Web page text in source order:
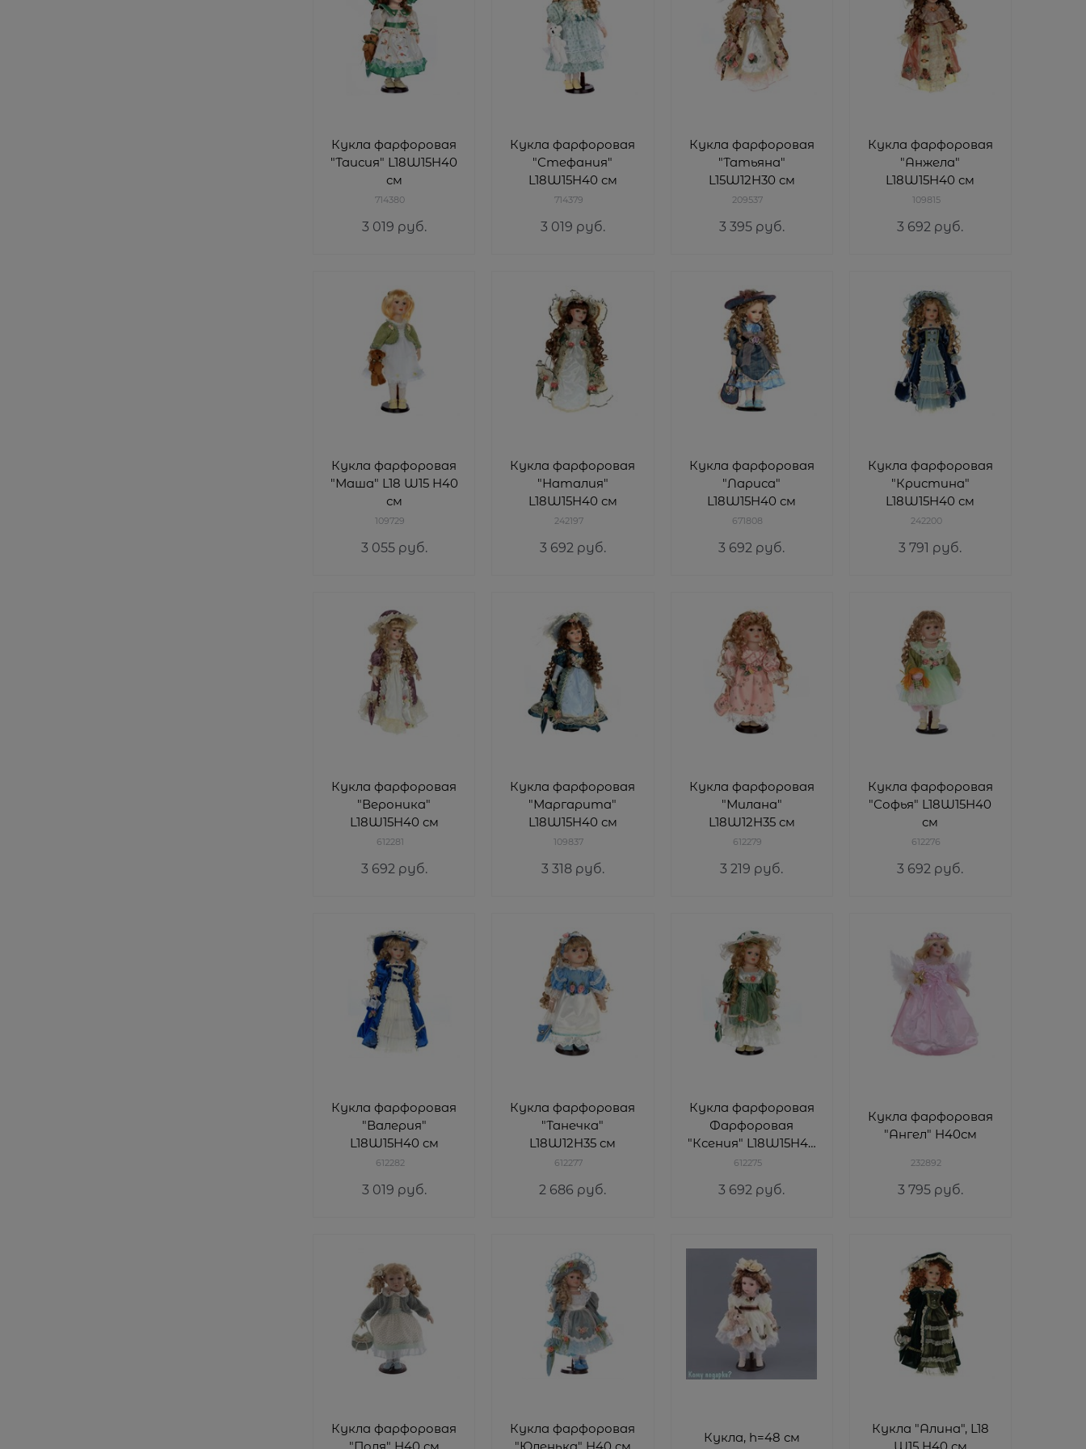
Кукла фарфоровая
"Таисия" L18W15H40
cм
714380
3 019 руб.
Кукла фарфоровая
"Стефания"
L18W15H40 см
714379
3 019 руб.
Кукла фарфоровая
"Татьяна"
L15W12H30 см
209537
3 395 руб.
Кукла фарфоровая
"Анжела"
L18W15H40 см
109815
3 692 руб.
Кукла фарфоровая
"Маша" L18 W15 H40
см
109729
3 055 руб.
Кукла фарфоровая
"Наталия"
L18W15H40 см
242197
3 692 руб.
Кукла фарфоровая
"Лариса"
L18W15H40 см
671808
3 692 руб.
Кукла фарфоровая
"Кристина"
L18W15H40 см
242200
3 791 руб.
Кукла фарфоровая
"Вероника"
L18W15H40 см
612281
3 692 руб.
Кукла фарфоровая
"Маргарита"
L18W15H40 см
109837
3 318 руб.
Кукла фарфоровая
"Милана"
L18W12H35 см
612279
3 219 руб.
Кукла фарфоровая
"Софья" L18W15H40
см
612276
3 692 руб.
Кукла фарфоровая
"Валерия"
L18W15H40 см
612282
3 019 руб.
Кукла фарфоровая
"Танечка"
L18W12H35 см
612277
2 686 руб.
Кукла фарфоровая
Фарфоровая
"Ксения" L18W15H40
см
612275
3 692 руб.
Кукла фарфоровая
"Ангел" H40см
232892
3 795 руб.
Кукла фарфоровая
Кукла фарфоровая
Кукла, h=48 см
Кукла "Алина", L18